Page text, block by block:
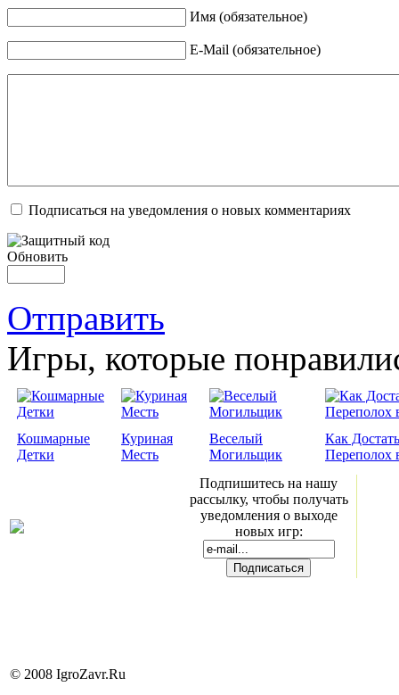
Имя (обязательное)
E-Mail (обязательное)
Подписаться на уведомления о новых комментариях
Обновить
Отправить
Игры, которые
Кошмарные
Детки
Куриная
Месть
Веселый
Могильщик
Как
Переполох
Подпишитесь на нашу
рассылку, чтобы получать
уведомления о выходе
новых игр:
© 2008 IgroZavr.Ru